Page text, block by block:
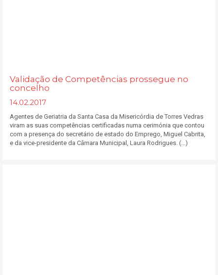
Validação de Competências prossegue no
concelho
14.02.2017
Agentes de Geriatria da Santa Casa da Misericórdia de Torres Vedras
viram as suas competências certificadas numa cerimónia que contou
com a presença do secretário de estado do Emprego, Miguel Cabrita,
e da vice-presidente da Câmara Municipal, Laura Rodrigues. (...)